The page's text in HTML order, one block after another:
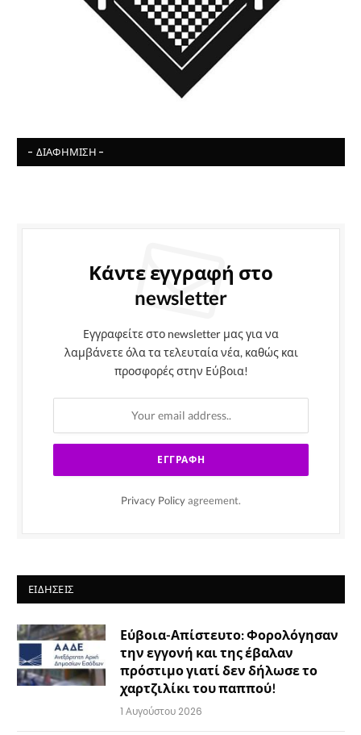
- ΔΙΑΦΉΜΙΣΗ -
Κάντε εγγραφή στο
newsletter
Εγγραφείτε στο newsletter μας για να
λαμβάνετε όλα τα τελευταία νέα, καθώς και
προσφορές στην Εύβοια!
Privacy Policy agreement.
ΕΙΔΉΣΕΙΣ
Εύβοια-Απίστευτο: Φορολόγησαν
την εγγονή και της έβαλαν
πρόστιμο γιατί δεν δήλωσε το
χαρτζιλίκι του παππού!
1 Αυγούστου 2026